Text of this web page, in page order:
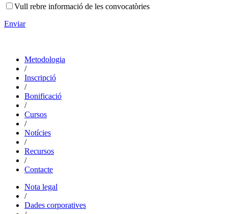
Vull rebre informació de les convocatòries
Enviar
Metodologia
/
Inscripció
/
Bonificació
/
Cursos
/
Notícies
/
Recursos
/
Contacte
Nota legal
/
Dades corporatives